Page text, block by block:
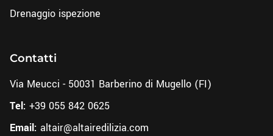
Drenaggio ispezione
Contatti
Via Meucci - 50031 Barberino di Mugello (FI)
Tel: +39 055 842 0625
Email: altair@altairedilizia.com